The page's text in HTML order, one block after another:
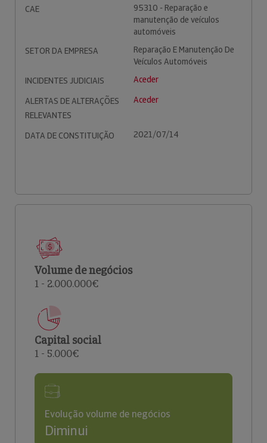
CAE
95310 - Reparação e
manutenção de veículos
automóveis
SETOR DA EMPRESA
Reparação E Manutenção De
Veículos Automóveis
INCIDENTES JUDICIAIS
Aceder
ALERTAS DE ALTERAÇÕES
RELEVANTES
Aceder
DATA DE CONSTITUIÇÃO 2021/07/14
Volume de negócios
1 - 2.000.000€
Capital social
1 - 5.000€
Evolução volume de negócios
Diminui